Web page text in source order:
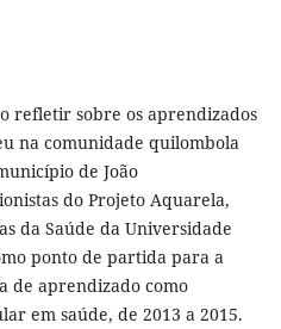
refletir sobre os aprendizados
na comunidade quilombola
de João
do Projeto Aquarela,
da Saúde da Universidade
ponto de partida para a
de aprendizado como
em saúde, de 2013 a 2015.